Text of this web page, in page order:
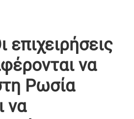
επιχειρήσεις
να
Ρωσία
να